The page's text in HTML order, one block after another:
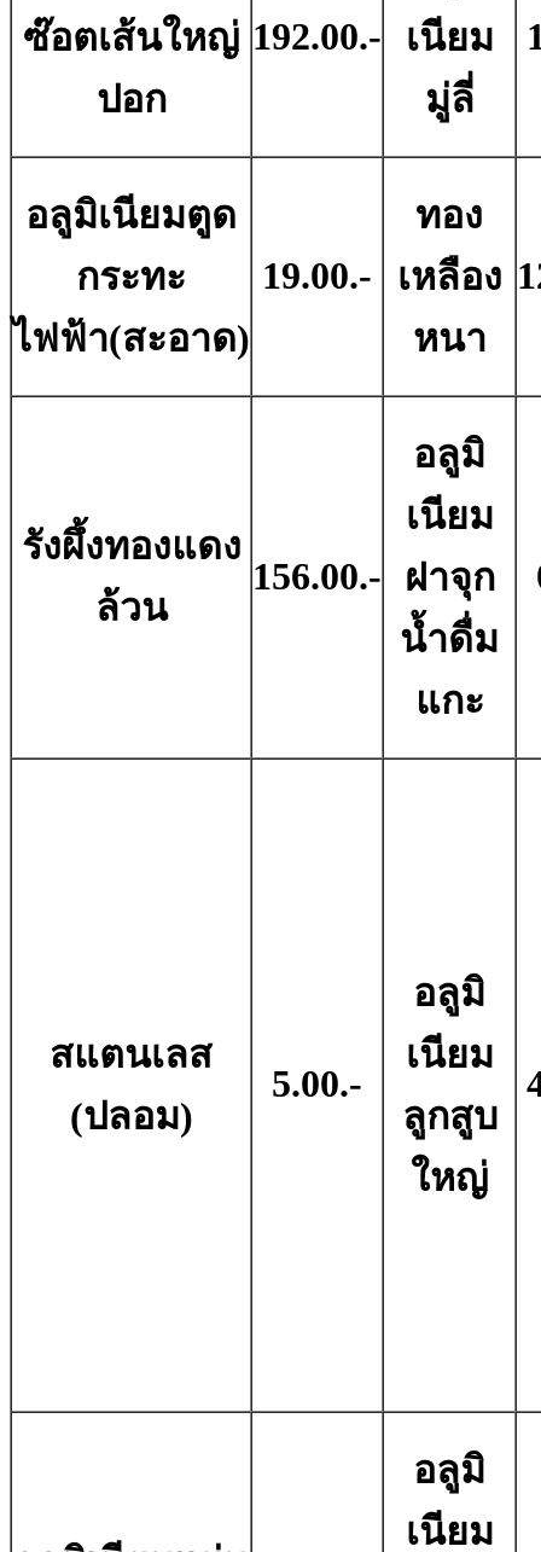
ซ๊อตเส้นใหญ่
ปอก
192.00.-
เนียม
มู่ลี่
อลูมิเนียมตูด
กระทะ
ไฟฟ้า(สะอาด)
19.00.-
ทอง
เหลือง
หนา
รังผึ้งทองแดง
ล้วน
156.00.-
อลูมิ
เนียม
ฝาจุก
น้ำดื่ม
แกะ
สแตนเลส
(ปลอม)
5.00.-
อลูมิ
เนียม
ลูกสูบ
ใหญ่
อลูมิ
เนียม